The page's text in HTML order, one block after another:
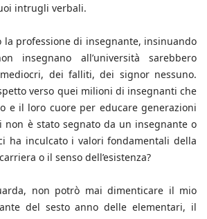
intrugli verbali.
la professione di insegnante, insinuando
insegnano all’università sarebbero
dei falliti, dei signor nessuno.
verso quei milioni di insegnanti che
e il loro cuore per educare generazioni
non è stato segnato da un insegnante o
ha inculcato i valori fondamentali della
o il senso dell’esistenza?
non potrò mai dimenticare il mio
del sesto anno delle elementari, il